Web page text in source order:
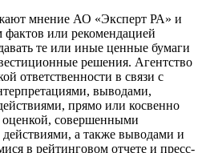
мнение АО «Эксперт РА» и
фактов или рекомендацией
те или иные ценные бумаги
решения. Агентство
ответственности в связи с
выводами,
прямо или косвенно
совершенными
а также выводами и
в рейтинговом отчете и пресс-